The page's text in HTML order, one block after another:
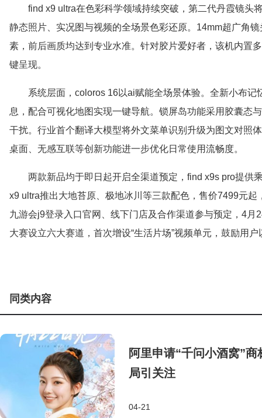
find x9 ultra在色彩科学领域持续突破，第二代丹霞镜头
静态照片、实况图与视频的全场景色彩还原。14mm超广角
素，前后画质均达到专业水准。针对胶片爱好者，该机内置
键呈现。
系统层面，coloros 16以ai赋能全场景体验。全新小布
息，配合可视化地图实现一键导航。锁屏岛功能采用胶囊态
干扰。行业首个翻译大模型将外文菜单识别升级为图文对照
桌面、无感互联等创新功能进一步优化日常使用流畅度。
两款新品均于即日起开启全渠道预定，find x9s pro提供
x9 ultra推出大地苔原、极地冰川等三款配色，售价7499元
九游会j9登录入口官网、线下门店及合作渠道参与预定，4
大赛设立六大赛道，首次增设“生活片场”视频单元，鼓励用
同类内容
阿里申请“千问小酒窝”
局引关注
04-21